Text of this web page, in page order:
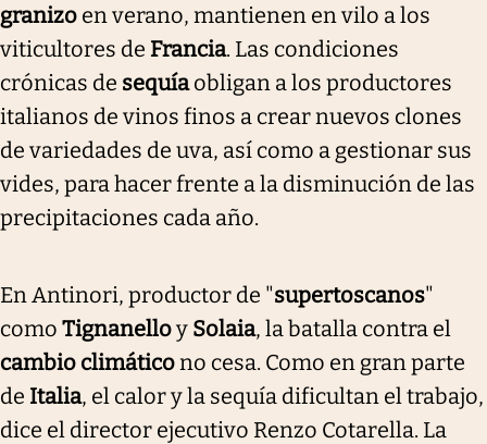
granizo en verano, mantienen en vilo a los
viticultores de Francia. Las condiciones
crónicas de sequíaobligan a los productores
italianos de vinos finos a crear nuevos clones
de variedades de uva, así como a gestionar sus
vides, para hacer frente a la disminución de las
precipitaciones cada año.
En Antinori, productor de "supertoscanos"
como Tignanelloy Solaia, la batalla contra el
cambio climáticono cesa. Como en gran parte
de Italia, el calor y la sequía dificultan el trabajo,
dice el director ejecutivo Renzo Cotarella. La